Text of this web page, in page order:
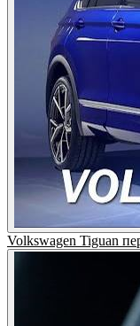
Volkswagen Tiguan